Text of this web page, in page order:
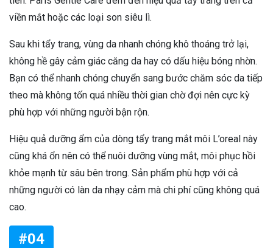
viền mắt hoặc các loại son siêu lì.
Sau khi tẩy trang, vùng da nhanh chóng khô thoáng trở lại,
không hề gây cảm giác căng da hay có dấu hiệu bóng nhờn.
Bạn có thể nhanh chóng chuyển sang bước chăm sóc da tiếp
theo mà không tốn quá nhiều thời gian chờ đợi nên cực kỳ
phù hợp với những người bận rộn.
Hiệu quả dưỡng ẩm của dòng tẩy trang mắt môi L’oreal này
cũng khá ổn nên có thể nuôi dưỡng vùng mắt, môi phục hồi
khỏe mạnh từ sâu bên trong. Sản phẩm phù hợp với cả
những người có làn da nhạy cảm mà chi phí cũng không quá
cao.
#04